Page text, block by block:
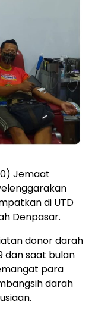
Jemaat
di UTD
Denpasar.
donor darah
dan saat bulan
para
darah